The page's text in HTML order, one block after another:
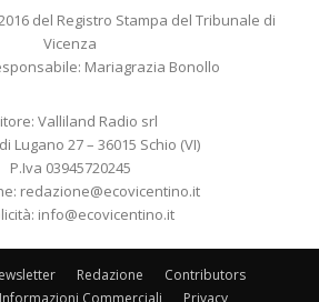
del Registro Stampa del Tribunale di
Vicenza
Mariagrazia Bonollo
Valliland Radio srl
Lugano 27 – 36015 Schio (VI)
P.Iva 03945720245
redazione@ecovicentino.it
info@ecovicentino.it
Redazione
Contributors
Informazioni Commerciali Privacy